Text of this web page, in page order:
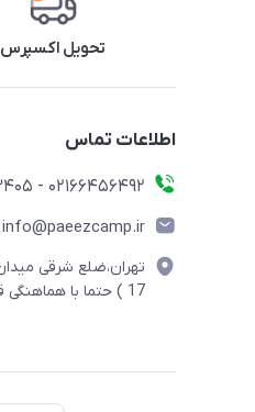
تحویل اکسپرس
اطلاعات تماس
02166456492 - 09121933405
info@paeezcamp.ir
17 ) حتما با هماهنگی قبلی